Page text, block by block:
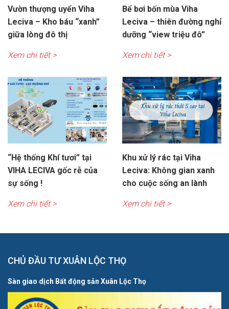
Vườn thượng uyển Viha
Leciva – Kho báu “xanh”
giữa lòng đô thị
Xem chi tiết >
Bể bơi bốn mùa Viha
Leciva – thiên đường nghỉ
dưỡng “view triệu đô”
Xem chi tiết >
“Hệ thống Khí tươi” tại
VIHA LECIVA gốc rễ của
sự sống !
Xem chi tiết >
Khu xử lý rác tại Viha
Leciva: Không gian xanh
cho cuộc sống an lành
Xem chi tiết >
CHỦ ĐẦU TƯ XUÂN LỘC THỌ
Sàn giao dịch Bất động sản Xuân Lộc Thọ